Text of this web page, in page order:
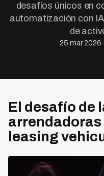
desafíos únicos en
automatización con
de
25 mar 2026
El desafío de
arrendadoras
leasing